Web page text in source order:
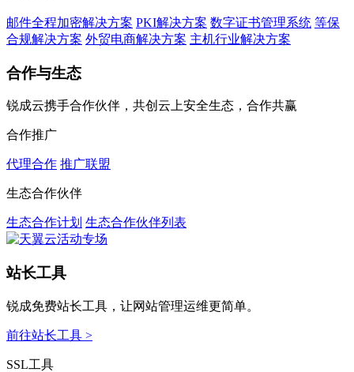
邮件全程加密解决方案 PKI解决方案 数字证书管理系统 等保
合规解决方案 外贸电商解决方案 主机行业解决方案
合作与生态
锐成云携手合作伙伴，共创云上安全生态，合作共赢
合作推广
代理合作 推广联盟
生态合作伙伴
生态合作计划 生态合作伙伴列表
站长工具
锐成免费站长工具，让网站管理运维更简单。
前往站长工具 >
SSL工具